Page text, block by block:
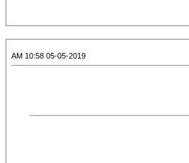
05-05-2019 10:58 AM